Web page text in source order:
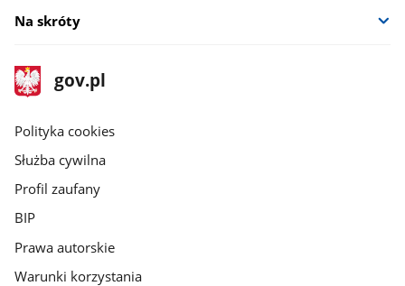
Na skróty
stopka
gov.pl
Strona
gov.pl
gov.pl
Polityka cookies
Służba cywilna
Profil zaufany
BIP
Prawa autorskie
Warunki korzystania